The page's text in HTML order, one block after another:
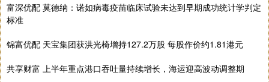
富深优配 莫德纳：诺如病毒疫苗临床试验未达到早期成功统计学判定
标准
锦富优配 天宝集团获洪光椅增持127.2万股 每股作价约1.81港元
共享财富 上半年重点港口吞吐量持续增长，海运迎高波动调整期